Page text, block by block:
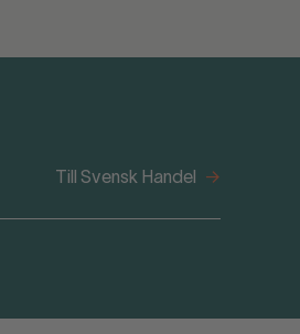
Till Svensk Handel